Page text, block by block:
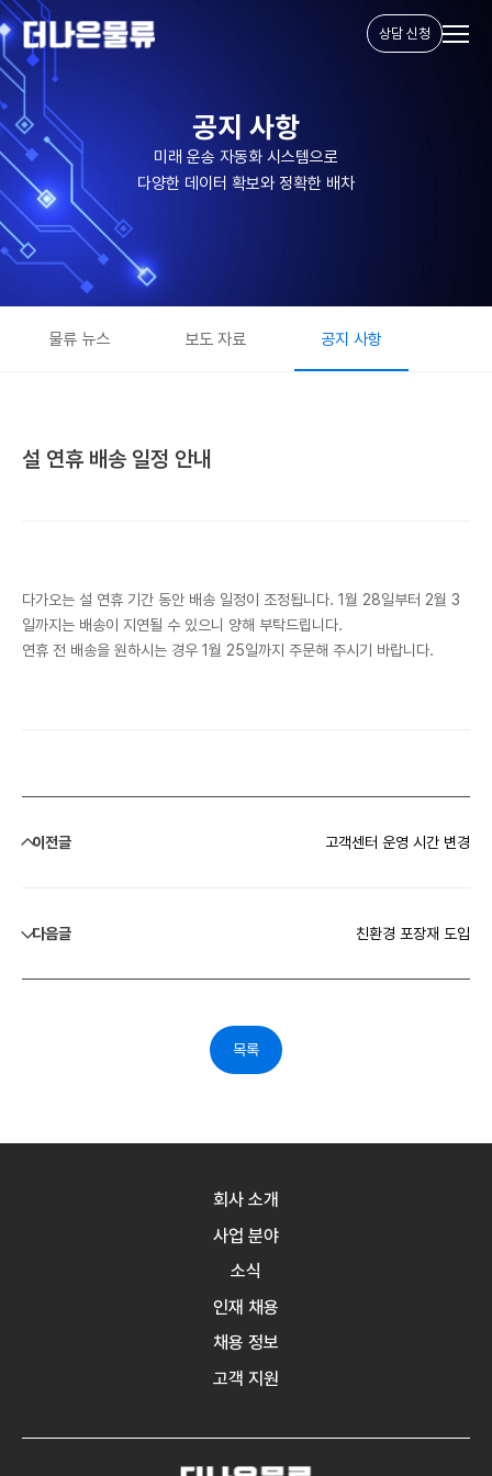
상담 신청
공지 사항
미래 운송 자동화 시스템으로
다양한 데이터 확보와 정확한 배차
물류 뉴스 보도 자료 공지 사항
설 연휴 배송 일정 안내
다가오는 설 연휴 기간 동안 배송 일정이 조정됩니다. 1월 28일부터 2월 3
일까지는 배송이 지연될 수 있으니 양해 부탁드립니다.
연휴 전 배송을 원하시는 경우 1월 25일까지 주문해 주시기 바랍니다.
이전글 고객센터 운영 시간 변경
친환경 포장재 도입
다음글
목록
회사 소개
사업 분야
소식
인재 채용
채용 정보
고객 지원